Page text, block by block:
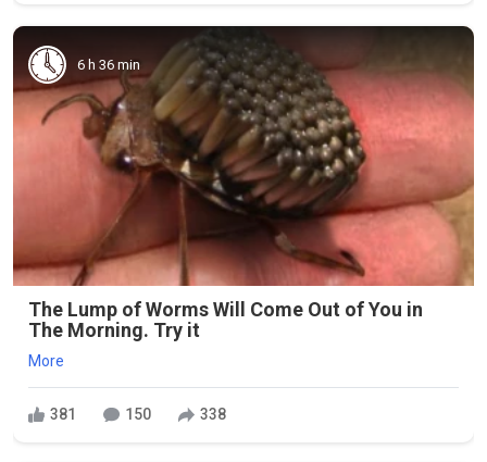
6 h 36 min
The Lump of Worms Will Come Out of You in
The Morning. Try it
More
381 150 338